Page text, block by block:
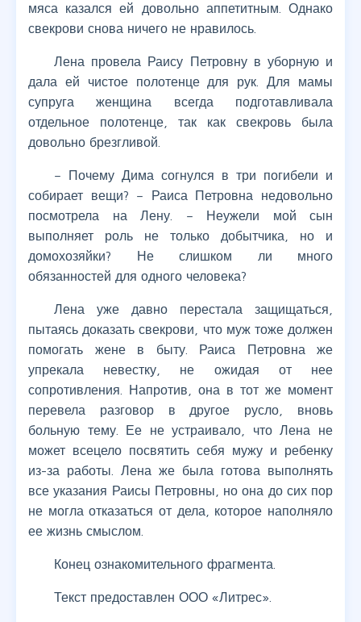
мяса казался ей довольно аппетитным. Однако
свекрови снова ничего не нравилось.
Лена провела Раису Петровну в уборную и
дала ей чистое полотенце для рук. Для мамы
супруга женщина всегда подготавливала
отдельное полотенце, так как свекровь была
довольно брезгливой.
– Почему Дима согнулся в три погибели и
собирает вещи? – Раиса Петровна недовольно
посмотрела на Лену. – Неужели мой сын
выполняет роль не только добытчика, но и
домохозяйки? Не слишком ли много
обязанностей для одного человека?
Лена уже давно перестала защищаться,
пытаясь доказать свекрови, что муж тоже должен
помогать жене в быту. Раиса Петровна же
упрекала невестку, не ожидая от нее
сопротивления. Напротив, она в тот же момент
перевела разговор в другое русло, вновь
больную тему. Ее не устраивало, что Лена не
может всецело посвятить себя мужу и ребенку
из-за работы. Лена же была готова выполнять
все указания Раисы Петровны, но она до сих пор
не могла отказаться от дела, которое наполняло
ее жизнь смыслом.
Конец ознакомительного фрагмента.
Текст предоставлен ООО «Литрес».